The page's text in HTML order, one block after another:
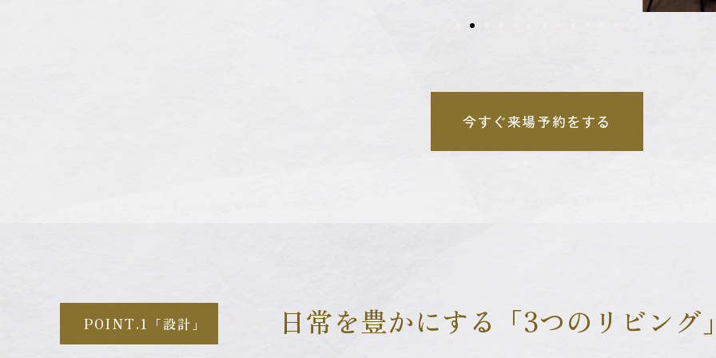
今すぐ来場予約をする
POINT.1「設計」 日常を豊かにする「3つのリビング